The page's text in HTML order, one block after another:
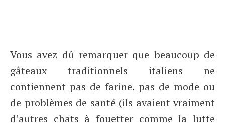
Vous avez dû remarquer que beaucoup de
gâteaux traditionnels italiens ne
contiennent pas de farine. pas de mode ou
de problèmes de santé (ils avaient vraiment
d’autres chats à fouetter comme la lutte